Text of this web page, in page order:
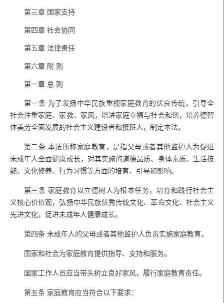
第三章 国家支持
第四章 社会协同
第五章 法律责任
第六章 附 则
第一章 总 则
第一条 为了发扬中华民族重视家庭教育的优良传统，引导全
社会注重家庭、家教、家风，增进家庭幸福与社会和谐，培养德智
体美劳全面发展的社会主义建设者和接班人，制定本法。
第二条 本法所称家庭教育，是指父母或者其他监护人为促进
未成年人全面健康成长，对其实施的道德品质、身体素质、生活技
能、文化修养、行为习惯等方面的培育、引导和影响。
第三条 家庭教育以立德树人为根本任务，培育和践行社会主
义核心价值观，弘扬中华民族优秀传统文化、革命文化、社会主义
先进文化，促进未成年人健康成长。
第四条 未成年人的父母或者其他监护人负责实施家庭教育。
国家和社会为家庭教育提供指导、支持和服务。
国家工作人员应当带头树立良好家风，履行家庭教育责任。
第五条 家庭教育应当符合以下要求：